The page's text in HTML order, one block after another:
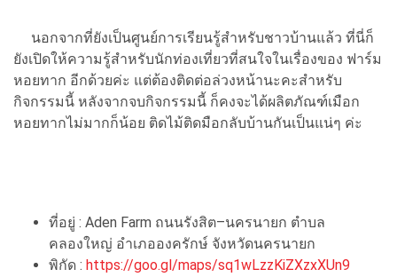
นอกจากที่ยังเป็นศูนย์การเรียนรู้สำหรับชาวบ้านแล้ว ที่นี่ก็
ยังเปิดให้ความรู้สำหรับนักท่องเที่ยวที่สนใจในเรื่องของ ฟาร์ม
หอยทาก อีกด้วยค่ะ แต่ต้องติดต่อล่วงหน้านะคะสำหรับ
กิจกรรมนี้ หลังจากจบกิจกรรมนี้ ก็คงจะได้ผลิตภัณฑ์เมือก
หอยทากไม่มากก็น้อย ติดไม้ติดมือกลับบ้านกันเป็นแน่ๆ ค่ะ
ที่อยู่ : Aden Farm ถนนรังสิต–นครนายก ตำบล
คลองใหญ่ อำเภอองครักษ์ จังหวัดนครนายก
พิกัด : https://goo.gl/maps/sq1wLzzKiZXzxXUn9